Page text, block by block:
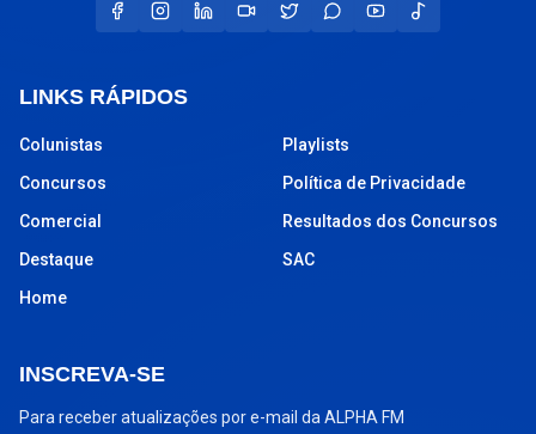
LINKS RÁPIDOS
Colunistas
Concursos
Comercial
Destaque
Home
Playlists
Política de Privacidade
Resultados dos Concursos
SAC
INSCREVA-SE
Para receber atualizações por e-mail da ALPHA FM